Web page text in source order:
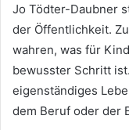
Jo Tödter-Daubner
der Öffentlichkeit.
wahren, was für
bewusster Schritt
eigenständiges
dem Beruf oder der